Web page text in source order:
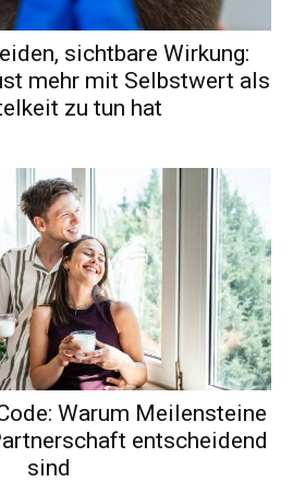
sichtbare Wirkung:
mehr mit Selbstwert als
zu tun hat
Warum Meilensteine
entscheidend
sind